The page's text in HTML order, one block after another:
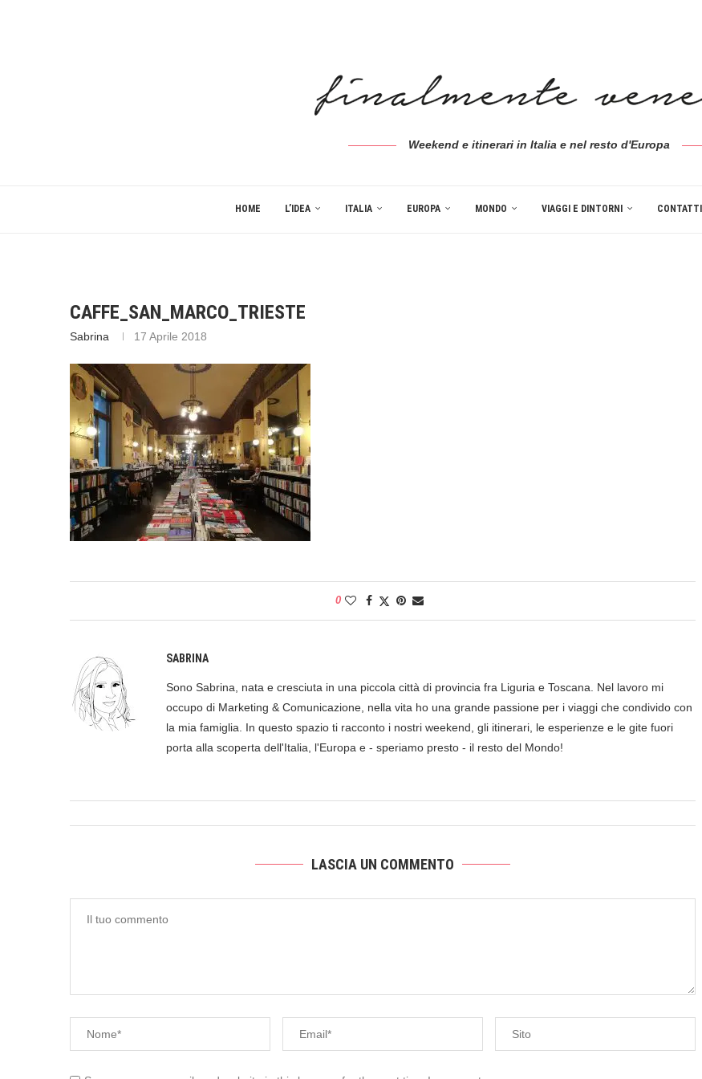
Weekend e itinerari in Italia e nel resto d'Europa
HOME L’IDEA ITALIA EUROPA MONDO VIAGGI E DINTORNI CONTATTI
CAFFE_SAN_MARCO_TRIESTE
Sabrina 17 Aprile 2018
0
SABRINA
Sono Sabrina, nata e cresciuta in una piccola città di provincia fra Liguria e Toscana. Nel lavoro mi
occupo di Marketing & Comunicazione, nella vita ho una grande passione per i viaggi che condivido con
la mia famiglia. In questo spazio ti racconto i nostri weekend, gli itinerari, le esperienze e le gite fuori
porta alla scoperta dell'Italia, l'Europa e - speriamo presto - il resto del Mondo!
LASCIA UN COMMENTO